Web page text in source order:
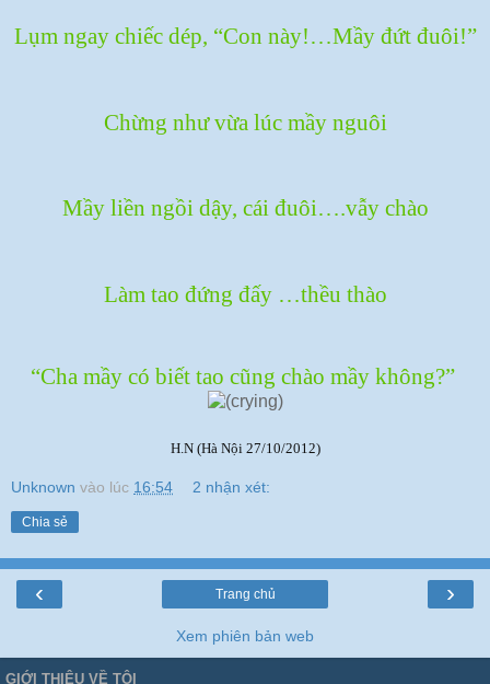
Lụm ngay chiếc dép, “Con này!…Mầy đứt đuôi!”
Chừng như vừa lúc mầy nguôi
Mầy liền ngồi dậy, cái đuôi….vẫy chào
Làm tao đứng đấy …thều thào
“Cha mầy có biết tao cũng chào mầy không?”
H.N (Hà Nội 27/10/2012)
Unknown vào lúc 16:54 2 nhận xét:
Chia sẻ
‹ ›
Trang chủ
Xem phiên bản web
GIỚI THIỆU VỀ TÔI